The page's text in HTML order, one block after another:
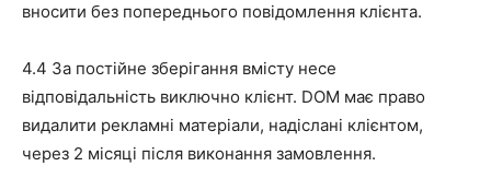
вносити без попереднього повідомлення клієнта.
4.4 За постійне зберігання вмісту несе
відповідальність виключно клієнт. DOM має право
видалити рекламні матеріали, надіслані клієнтом,
через 2 місяці після виконання замовлення.